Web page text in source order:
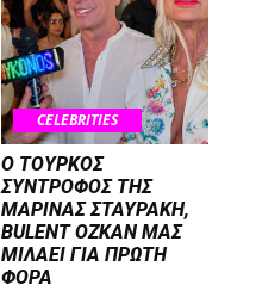
CELEBRITIES
Ο ΤΟΥΡΚΟΣ
ΣΥΝΤΡΟΦΟΣ ΤΗΣ
ΜΑΡΙΝΑΣ ΣΤΑΥΡΑΚΗ,
BULENT OZKAN ΜΑΣ
ΜΙΛΑΕΙ ΓΙΑ ΠΡΩΤΗ
ΦΟΡΑ